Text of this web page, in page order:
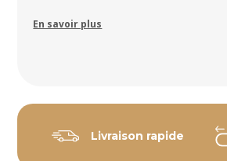
En savoir plus
Livraison rapide